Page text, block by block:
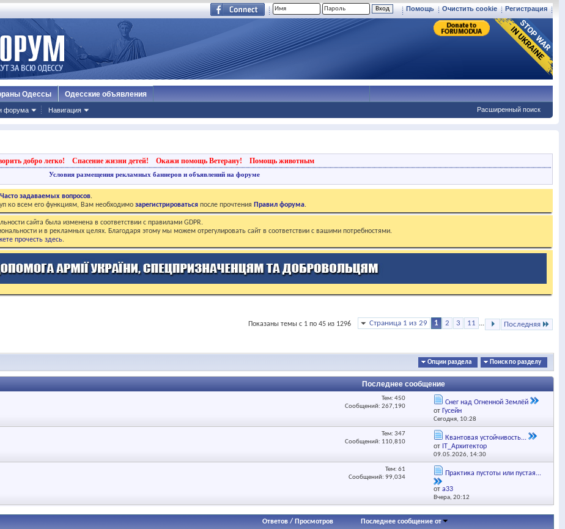
Регистрация
Очистить cookie
Помощь
форума Навигация
Одессы Одесские объявления
Расширенный поиск
добро легко! Спасение жизни детей! Окажи помощь Ветерану! Помощь животным
Условия размещения рекламных баннеров и объявлений на форуме
Часто задаваемых вопросов.
ко всем его функциям, Вам необходимо зарегистрироваться после прочтения Правил форума.
сайта была изменена в соответствии с правилами GDPR.
и в рекламных целях. Благодаря этому мы можем отрегулировать сайт в соответствии с вашими потребностями.
прочесть здесь.
Страница 1 из 29 1 2 3 11 ... Последняя
Показаны темы с 1 по 45 из 1296
Опции раздела Поиск по разделу
Последнее сообщение
Тем: 450
Сообщений: 267,190
Снег над Огненной Землёй
от Гусейн
Сегодня, 10:28
Тем: 347
Сообщений: 110,810
Квантовая устойчивость...
от IT_Архитектор
09.05.2026, 14:30
Тем: 61
Сообщений: 99,034
Практика пустоты или пустая...
отa33
Вчера,20:12
Ответов/ Просмотров Последнее сообщение от